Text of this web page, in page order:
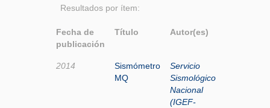
Resultados por ítem:
Fecha de
publicación
Título Autor(es)
2014
Sismómetro
MQ
Servicio
Sismológico
Nacional
(IGEF-